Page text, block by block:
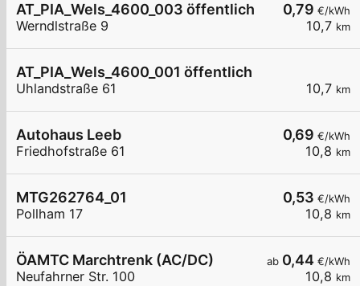
0,79 €/kWh
10,7 km
AT_PIA_Wels_4600_003 öffentlich
Werndlstraße 9
10,7 km
AT_PIA_Wels_4600_001 öffentlich
Uhlandstraße 61
0,69 €/kWh
10,8 km
Autohaus Leeb
Friedhofstraße 61
0,53 €/kWh
10,8 km
MTG262764_01
Pollham 17
ab 0,44 €/kWh
10,8 km
ÖAMTC Marchtrenk (AC/DC)
Neufahrner Str. 100